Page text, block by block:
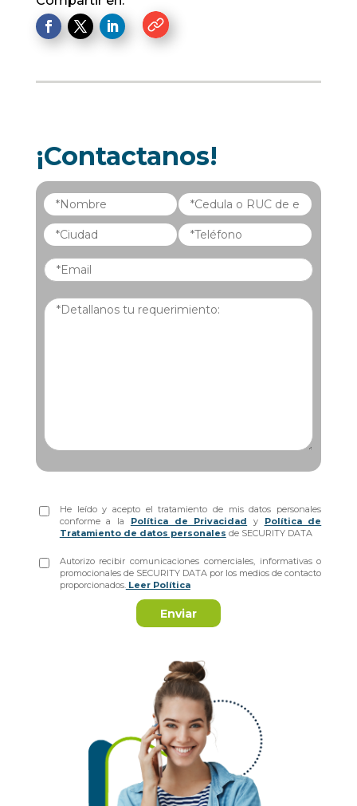
.
¡Contactanos!
He leído y acepto el tratamiento de mis datos personales
conforme a la Política de Privacidad y
Política de
Tratamiento de datos personales de SECURITY DATA
Autorizo recibir comunicaciones comerciales, informativas o
promocionales de SECURITY DATA por los medios de contacto
proporcionados.Leer Política